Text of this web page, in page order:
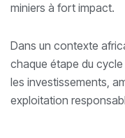
miniers à fort impact.
Dans un contexte
chaque étape du
les investissements,
exploitation